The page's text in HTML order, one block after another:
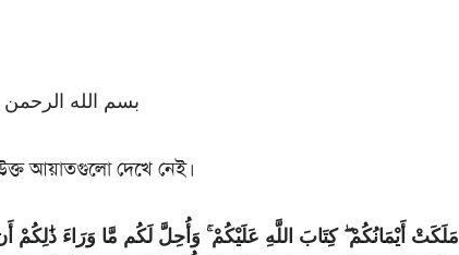
بسم الله الرحمن
আয়াতগুলো দেখে নেই।
أَيْمَانُكُمْ ۖ كِتَابَ اللَّهِ عَلَيْكُمْ ۚ وَأُحِلَّ لَكُم مَّا وَرَاءَ ذَٰلِكُمْ أَن